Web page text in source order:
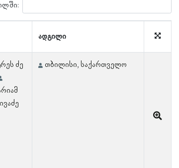
ადგილი
ძე
თბილისი, საქართველო